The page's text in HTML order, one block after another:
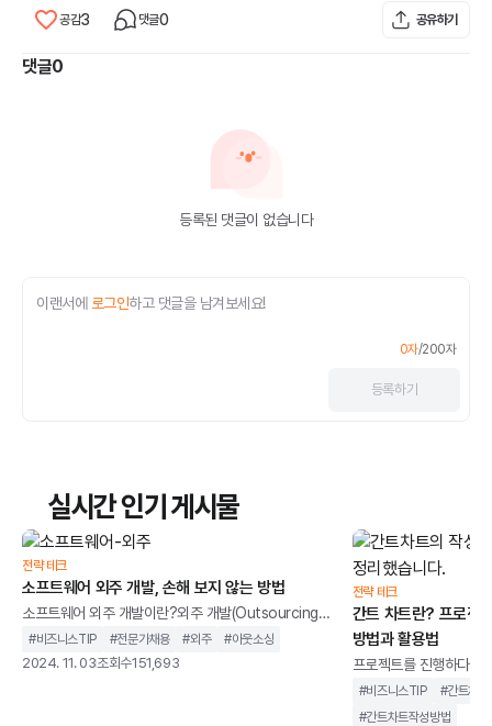
공감3 댓글0 공유하기
댓글0
등록된 댓글이 없습니다
이랜서에 로그인하고 댓글을 남겨보세요!
0자/200자
등록하기
실시간 인기 게시물
전략 테크
소프트웨어 외주 개발, 손해 보지 않는 방법
소프트웨어 외주 개발이란?외주 개발(Outsourcing
Development)은소프트웨어나 웹 애플리케이션 등의
개발을 위해 일부 또는 전체 개발 업무를 외부 전문 업체
#비즈니스TIP #전문가채용 #외주 #아웃소싱
2024. 11. 03조회수151,693
전략 테크
간트 차트란? 프로젝
방법과 활용법
프로젝트를 진행하다보
업무가 정해진 일정내
상황이 발생합니다. 종
#비즈니스TIP #간트차트
#간트차트작성방법